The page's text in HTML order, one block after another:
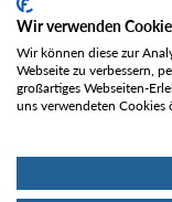
Social Media
Wir verwenden
Wir können diese zur
Webseite zu verbessern,
großartiges Webseiten-
uns verwendeten Cookies